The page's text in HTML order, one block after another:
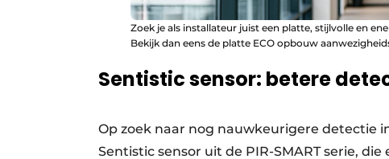
Zoek je als installateur juist een platte, stijlvolle en
Bekijk dan eens de platte ECO opbouw
Sentistic sensor: betere
Op zoek naar nog nauwkeurigere detectie
Sentistic sensor uit de PIR-SMART serie,